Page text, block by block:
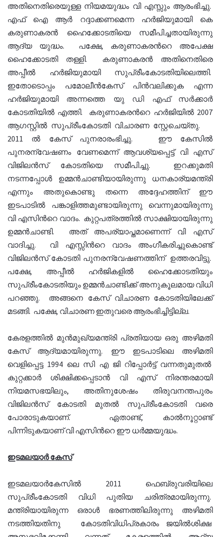
അതിനെതിരെയുള്ള നിയമയുദ്ധം വി എസ്സും ആരംഭിച്ചു.
എഫ് ഐ ആര്‍ റദ്ദാക്കണമെന്ന ഹര്‍ജിയുമായി കെ
കരുണാകരന്‍ ഹൈക്കോടതിയെ സമീപിച്ചതായിരുന്നു
ആദ്യ യുദ്ധം. പക്ഷേ, കരുണാകരന്‍റെ അപേക്ഷ
ഹൈക്കോടതി തള്ളി. കരുണാകരന്‍ അതിനെതിരെ
അപ്പീല്‍ ഹര്‍ജിയുമായി സുപ്രീംകോടതിയിലെത്തി.
ഇതോടൊപ്പം പമോലീന്‍കേസ് പിന്‍വലിക്കുക എന്ന
ഹര്‍ജിയുമായി അന്നത്തെ യു ഡി എഫ് സര്‍ക്കാര്‍
കോടതിയില്‍ എത്തി. കരുണാകരന്‍റെ ഹര്‍ജിയില്‍ 2007
ആഗസ്റ്റില്‍ സുപ്രീംകോടതി വിചാരണ സ്റ്റേചെയ്തു.
2011 ല്‍ കേസ് പുനരാരംഭിച്ചു. ഈ കേസില്‍
പുനരന്വേഷണം വേണമെന്ന് ആവശ്യപ്പെട്ട് വി എസ്
വിജിലന്‍സ് കോടതിയെ സമീപിച്ചു. ഇറക്കുമതി
നടന്നപ്പോള്‍ ഉമ്മന്‍ചാണ്ടിയായിരുന്നു ധനകാര്യമന്ത്രി
എന്നും അതുകൊണ്ടു തന്നെ അദ്ദേഹത്തിന് ഈ
ഇടപാടില്‍ പങ്കാളിത്തമുണ്ടായിരുന്നു വെന്നുമായിരുന്നു
വി എസിന്‍റെ വാദം. കുറ്റപത്രത്തില്‍ സാക്ഷിയായിരുന്നു
ഉമ്മന്‍ചാണ്ടി. അത് അപര്യാപ്തമാണെന്ന് വി എസ്
വാദിച്ചു. വി എസ്സിന്‍റെ വാദം അംഗീകരിച്ചുകൊണ്ട്
വിജിലന്‍സ് കോടതി പുനരന്വേഷണത്തിന് ഉത്തരവിട്ടു.
പക്ഷേ, അപ്പീല്‍ ഹര്‍ജികളില്‍ ഹൈക്കോടതിയും
സുപ്രീംകോടതിയും ഉമ്മന്‍ചാണ്ടിക്ക് അനുകൂലമായ വിധി
പറഞ്ഞു. അങ്ങനെ കേസ് വിചാരണ കോടതിയിലേക്ക്
മടങ്ങി. പക്ഷേ, വിചാരണ ഇതുവരെ ആരംഭിച്ചിട്ടില്ല.
കേരളത്തില്‍ മുന്‍മുഖ്യമന്ത്രി പ്രതിയായ ഒരു അഴിമതി
കേസ് ആദ്യമായിരുന്നു. ഈ ഇടപാടിലെ അഴിമതി
വെളിപ്പെട്ട 1994 ലെ സി എ ജി റിപ്പോര്‍ട്ട് വന്നതുമുതല്‍
കുറ്റക്കാര്‍ ശിക്ഷിക്കപ്പെടാന്‍ വി എസ് നിരന്തരമായി
നിയമസഭയിലും, അതിനുശേഷം തിരുവനന്തപുരം
വിജിലന്‍സ് കോടതി മുതല്‍ സുപ്രീംകോടതി വരെ
പോരാടുകയാണ്. ഏതാണ്ട്, കാല്‍നൂറ്റാണ്ട്
പിന്നിടുകയാണ് വി എസിന്‍റെ ഈ ധര്‍മ്മയുദ്ധം.
ഇടമലയാര്‍ കേസ്
ഇടമലയാര്‍കേസില്‍ 2011 ഫെബ്രുവരിയിലെ
സുപ്രീംകോടതി വിധി പുതിയ ചരിത്രമായിരുന്നു.
മന്ത്രിയായിരുന്ന ഒരാള്‍ ഭരണത്തിലിരുന്നു അഴിമതി
നടത്തിയതിനു കോടതിവിധിപ്രകാരം ജയില്‍ശിക്ഷ